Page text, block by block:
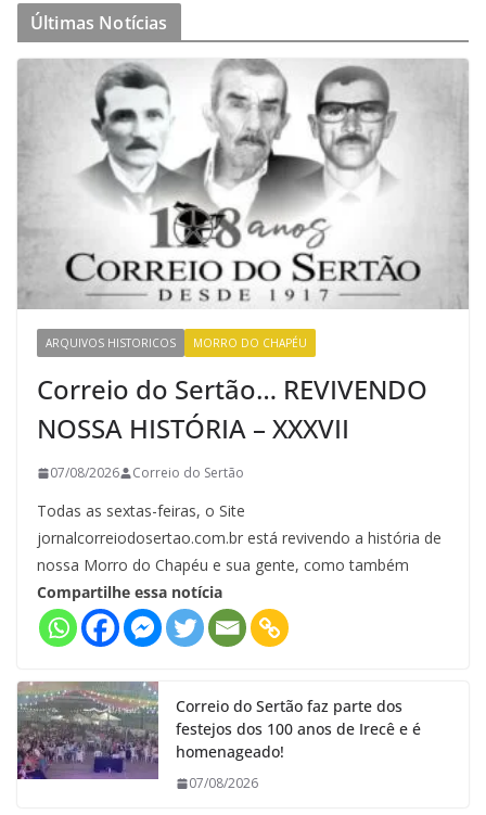
Últimas Notícias
ARQUIVOS HISTORICOS MORRO DO CHAPÉU
Correio do Sertão… REVIVENDO
NOSSA HISTÓRIA – XXXVII
07/08/2026 Correio do Sertão
Todas as sextas-feiras, o Site
jornalcorreiodosertao.com.br está revivendo a história de
nossa Morro do Chapéu e sua gente, como também
Compartilhe essa notícia
Correio do Sertão faz parte dos
festejos dos 100 anos de Irecê e é
homenageado!
07/08/2026